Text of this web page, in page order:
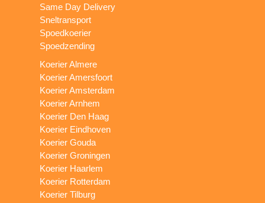
Same Day Delivery
Sneltransport
Spoedkoerier
Spoedzending
Koerier Almere
Koerier Amersfoort
Koerier Amsterdam
Koerier Arnhem
Koerier Den Haag
Koerier Eindhoven
Koerier Gouda
Koerier Groningen
Koerier Haarlem
Koerier Rotterdam
Koerier Tilburg